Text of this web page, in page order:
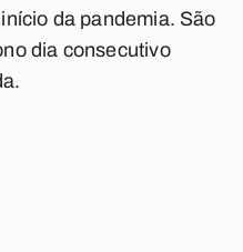
da pandemia. São
dia consecutivo